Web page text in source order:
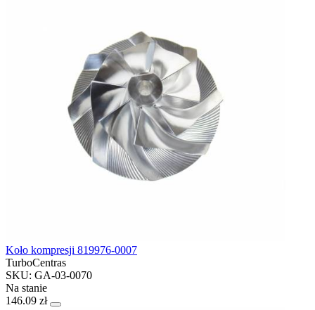
Koło kompresji 819976-0007
TurboCentras
SKU: GA-03-0070
Na stanie
146.09 zł